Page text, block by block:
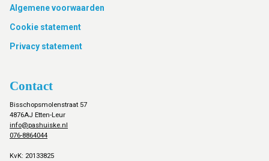
Footer
Algemene voorwaarden
Cookie statement
Privacy statement
Contact
Bisschopsmolenstraat 57
4876AJ Etten-Leur
info@pashuiske.nl
076-8864044
KvK: 20133825